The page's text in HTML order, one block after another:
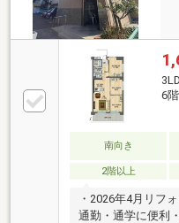
6
南向き
2階以上
・2026年4月リフ
通勤・通学に便利